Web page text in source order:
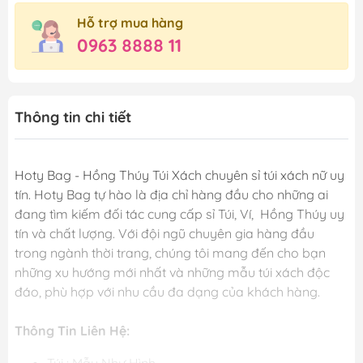
Hỗ trợ mua hàng
0963 8888 11
Thông tin chi tiết
Hoty Bag - Hồng Thúy Túi Xách chuyên sỉ túi xách nữ uy
tín. Hoty Bag tự hào là địa chỉ hàng đầu cho những ai
đang tìm kiếm đối tác cung cấp sỉ Túi, Ví, Hồng Thúy uy
tín và chất lượng. Với đội ngũ chuyên gia hàng đầu
trong ngành thời trang, chúng tôi mang đến cho bạn
những xu hướng mới nhất và những mẫu túi xách độc
đáo, phù hợp với nhu cầu đa dạng của khách hàng.
Thông Tin Liên Hệ: